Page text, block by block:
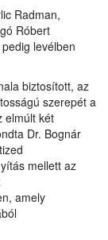
Radman,
Róbert
levélben
biztosított, az
szerepét a
elmúlt két
Dr. Bognár
mellett az
amely